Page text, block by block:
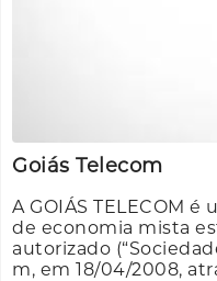
Goiás Telecom
A GOIÁS TELECOM
de economia mista
autorizado
m, em 18/04/2008,